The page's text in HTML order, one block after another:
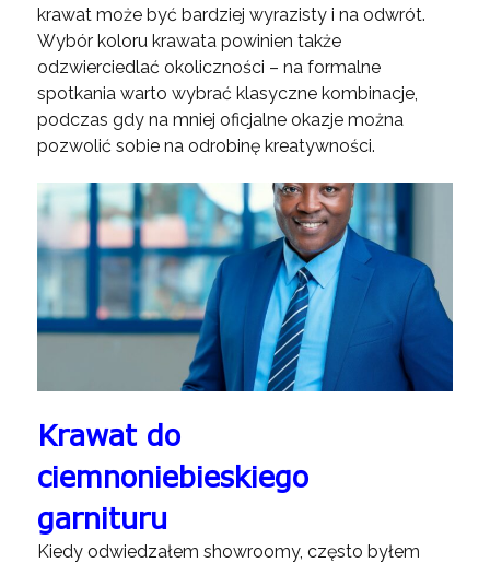
krawat może być bardziej wyrazisty i na odwrót.
Wybór koloru krawata powinien także
odzwierciedlać okoliczności – na formalne
spotkania warto wybrać klasyczne kombinacje,
podczas gdy na mniej oficjalne okazje można
pozwolić sobie na odrobinę kreatywności.
Krawat do
ciemnoniebieskiego
garnituru
Kiedy odwiedzałem showroomy, często byłem